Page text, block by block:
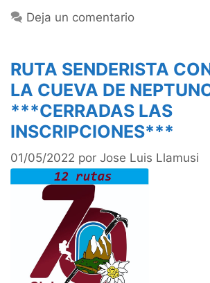
Deja un comentario
RUTA SENDERISTA
LA CUEVA DE
***CERRADAS LAS
INSCRIPCIONES***
01/05/2022 por Jose Luis Llamusi